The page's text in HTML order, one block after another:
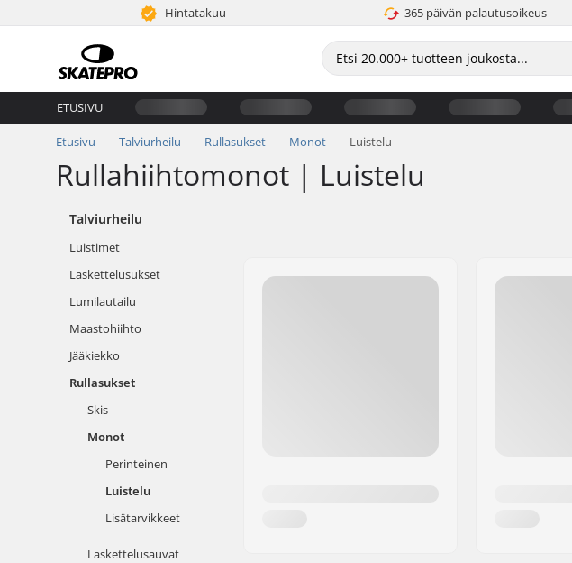
Hintatakuu 365 päivän palautusoikeus
ETUSIVU
Etusivu Talviurheilu Rullasukset Monot Luistelu
Rullahiihtomonot | Luistelu
Talviurheilu
Luistimet
Laskettelusukset
Lumilautailu
Maastohiihto
Jääkiekko
Rullasukset
Skis
Monot
Perinteinen
Luistelu
Lisätarvikkeet
Laskettelusauvat